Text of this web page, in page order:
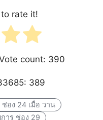
rate it!
count: 390
389
ช่อง 24 เมื่อ วาน
การ ช่อง 29